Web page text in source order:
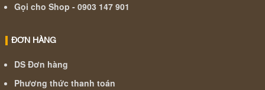
Gọi cho Shop - 0903 147 901
ĐƠN HÀNG
DS Đơn hàng
Phương thức thanh toán